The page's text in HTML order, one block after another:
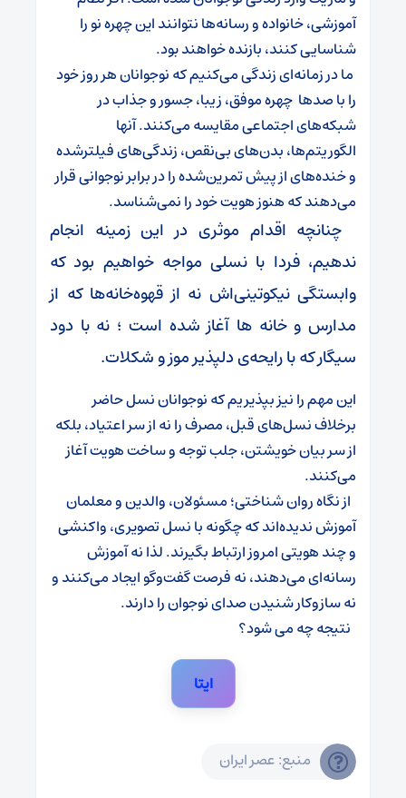
آموزشی، خانواده و رسانه‌ها نتوانند این چهره نو را
شناسایی کنند، بازنده خواهند بود.
ما در زمانه‌ای زندگی می‌کنیم که نوجوانان هر روز خود
را با صدها چهره موفق، زیبا، جسور و جذاب در
شبکه‌های اجتماعی مقایسه می‌کنند. آنها
الگوریتم‌ها، بدن‌های بی‌نقص، زندگی‌های فیلترشده
و خنده‌های از پیش تمرین‌شده را در برابر نوجوانی قرار
می‌دهند که هنوز هویت خود را نمی‌شناسد.
چنانچه اقدام موثری در این زمینه انجام
ندهیم، فردا با نسلی مواجه خواهیم بود که
وابستگی نیکوتینی‌اش نه از قهوه‌خانه‌ها که از
مدارس و خانه ها آغاز شده است ؛ نه با دود
سیگار که با رایحه‌ی دلپذیر موز و شکلات.
این مهم را نیز بپذیریم که نوجوانان نسل حاضر
برخلاف نسل‌های قبل، مصرف را نه از سر اعتیاد، بلکه
از سر بیان خویشتن، جلب توجه و ساخت هویت آغاز
می‌کنند.
از نگاه روان شناختی؛ مسئولان، والدین و معلمان
آموزش ندیده‌اند که چگونه با نسل تصویری، واکنشی
و چند‌ هویتی امروز ارتباط بگیرند. لذا نه آموزش
رسانه‌ای می‌دهند، نه فرصت گفت‌وگو ایجاد می‌کنند و
نه سازوکار شنیدن صدای نوجوان را دارند.
نتیجه چه می شود؟
ایتا
منبع: عصر ایران